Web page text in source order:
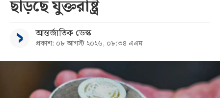
ছাড়ছে যুক্তরাষ্ট্র
আন্তর্জাতিক ডেস্ক
প্রকাশ: ০৮ আগস্ট ২০২৬, ০৮:৩৪ এএম